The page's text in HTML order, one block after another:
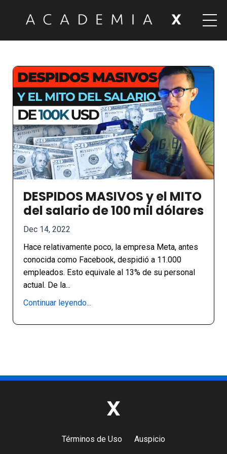
DESPIDOS MASIVOS y el MITO
del salario de 100 mil dólares
Dec 14, 2022
Hace relativamente poco, la empresa Meta, antes
conocida como Facebook, despidió a 11.000
empleados. Esto equivale al 13% de su personal
actual. De la...
Continuar leyendo...
Términos de Uso Auspicio